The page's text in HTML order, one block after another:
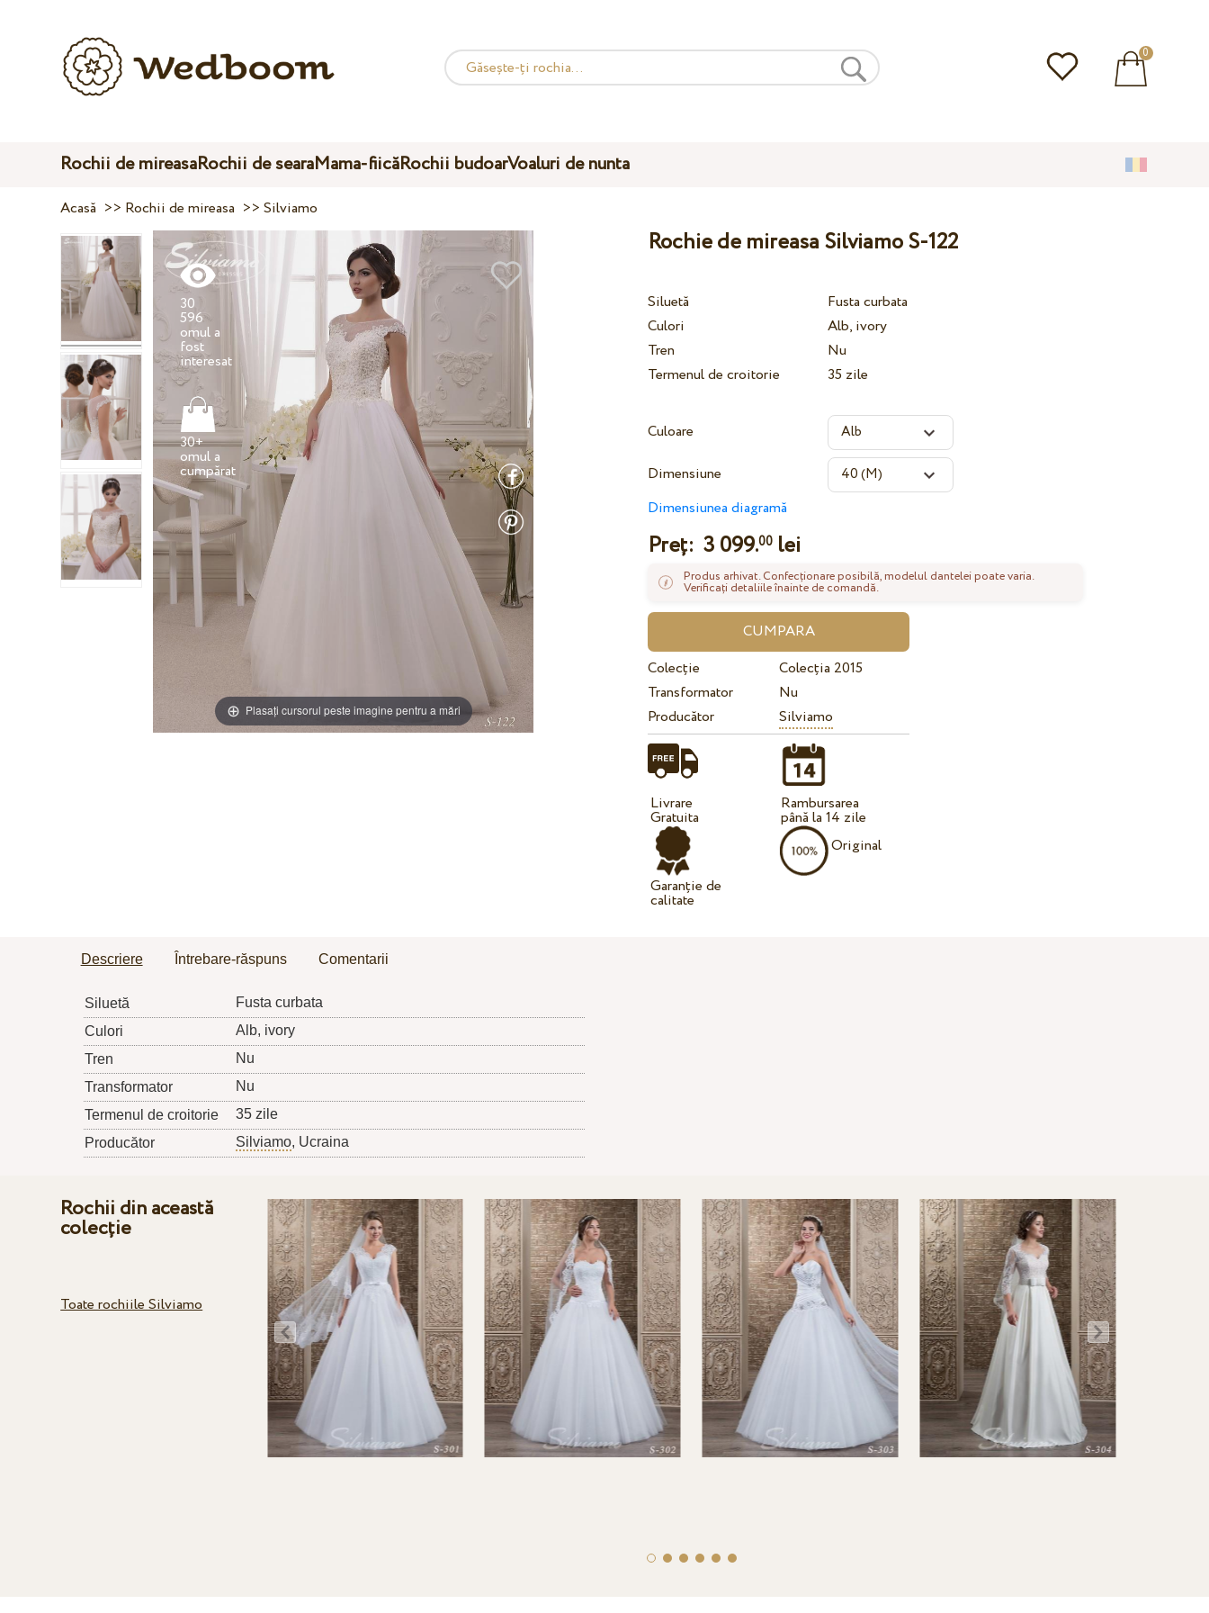
0
Rochii de mireasaRochii de searaMama-fiicăRochii budoarVoaluri de nunta
Acasă >> Rochii de mireasa >>Silviamo
Plasați cursorul peste imagine pentru a mări
30
596
omul a
fost
30+
omul a
Rochie de mireasa Silviamo S-122
Siluetă
Fusta curbata
Culori
Alb, ivory
Tren
Nu
Termenul de croitorie
35 zile
Culoare
Dimensiune
Dimensiunea diagramă
Preț:3 099.00 lei
Produs arhivat. Confecționare posibilă, modelul dantelei poate varia.
Verificați detaliile înainte de comandă.
Colecție
Colecția 2015
Transformator
Nu
Producător
Silviamo
Livrare
Gratuita
Garanție de
calitate
Rambursarea
până la 14 zile
Original
Descriere Întrebare-răspuns Comentarii
Siluetă
Fusta curbata
Culori
Alb, ivory
Tren
Nu
Transformator
Nu
Termenul de croitorie
35 zile
Producător
Silviamo, Ucraina
Rochii din această
colecție
Toate rochiile Silviamo